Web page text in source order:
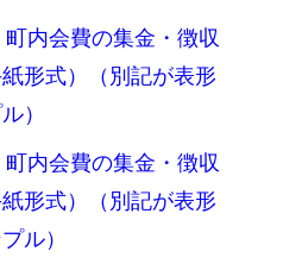
内会費の集金・徴収
形式）（別記が表形
）
内会費の集金・徴収
形式）（別記が表形
ル）